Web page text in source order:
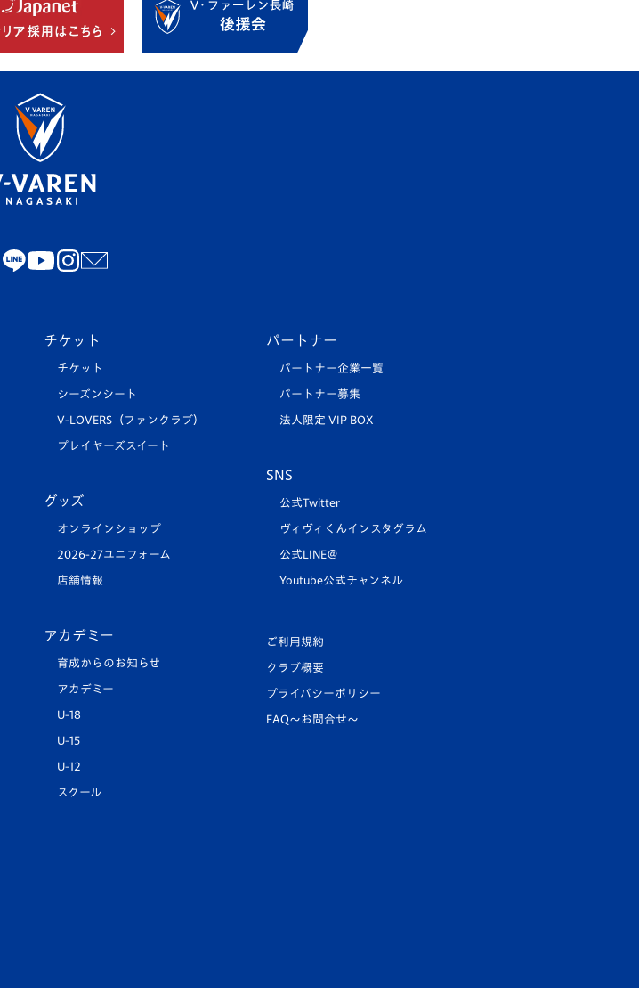
チケット
チケット
シーズンシート
V-LOVERS（ファンクラブ）
プレイヤーズスイート
グッズ
オンラインショップ
2026-27ユニフォーム
店舗情報
アカデミー
育成からのお知らせ
アカデミー
U-18
U-15
U-12
スクール
パートナー
パートナー企業一覧
パートナー募集
法人限定 VIP BOX
SNS
公式Twitter
ヴィヴィくんインスタグラム
公式LINE＠
Youtube公式チャンネル
ご利用規約
クラブ概要
プライバシーポリシー
FAQ〜お問合せ〜